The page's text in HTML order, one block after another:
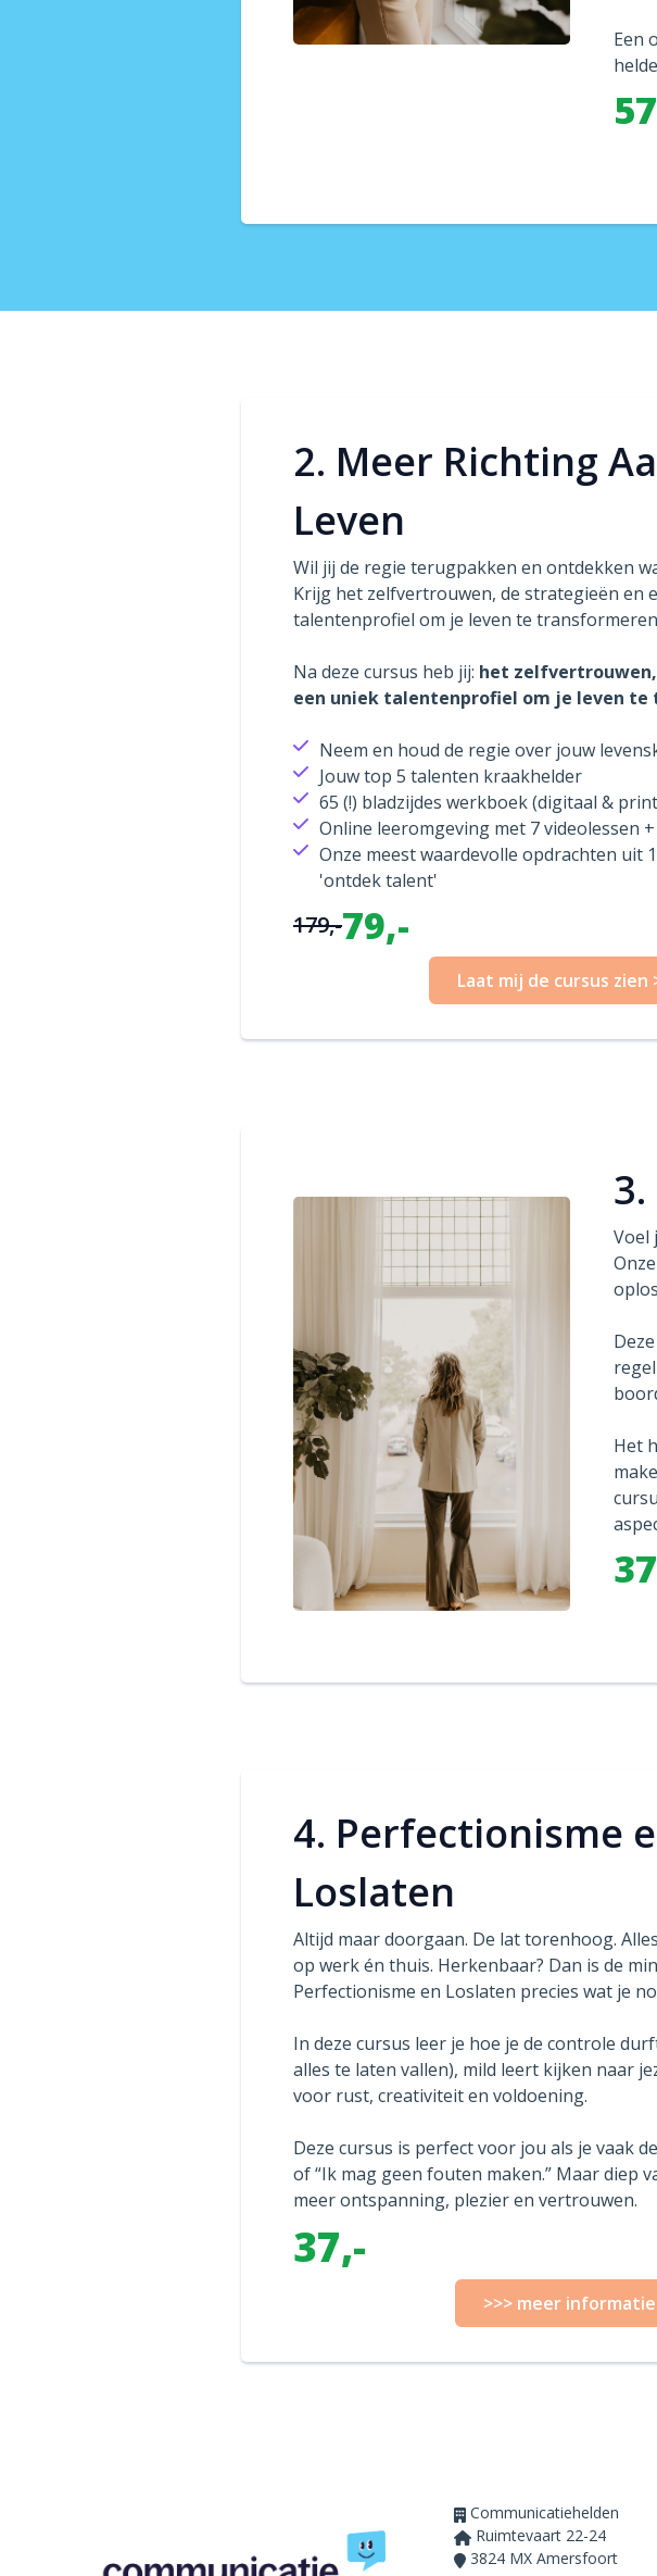
Een
2. Meer Richting
Leven
Wil jij de regie terugpakken en ontdekken
Krijg het zelfvertrouwen, de strategieën en
talentenprofiel om je leven te
Na deze cursus heb jij: het
een uniek talentenprofiel om je leven
Neem en houd de regie over jouw
Jouw top 5 talenten kraakhelder
65 (!) bladzijdes werkboek (digitaal &
Online leeromgeving met 7 videolessen
Onze meest waardevolle opdrachten uit
'ontdek talent'
179,-79,-
Laat mij de cursus zien
Voel
Het
4. Perfectionisme
Loslaten
Altijd maar doorgaan. De lat torenhoog.
op werk én thuis. Herkenbaar? Dan is de
Perfectionisme en Loslaten precies wat je
In deze cursus leer je hoe je de controle
alles te laten vallen), mild leert kijken naar
voor rust, creativiteit en voldoening.
Deze cursus is perfect voor jou als je vaak
of “Ik mag geen fouten maken.” Maar diep
meer ontspanning, plezier en vertrouwen.
37,-
>>> meer informatie
Communicatiehelden
Ruimtevaart 22-24
3824 MX Amersfoort